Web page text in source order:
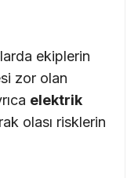
ekiplerin
zor olan
elektrik
olası risklerin